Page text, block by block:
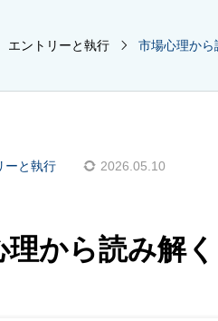
エントリーと執行 市場心理か
ーと執行 2026.05.10
理から読み解